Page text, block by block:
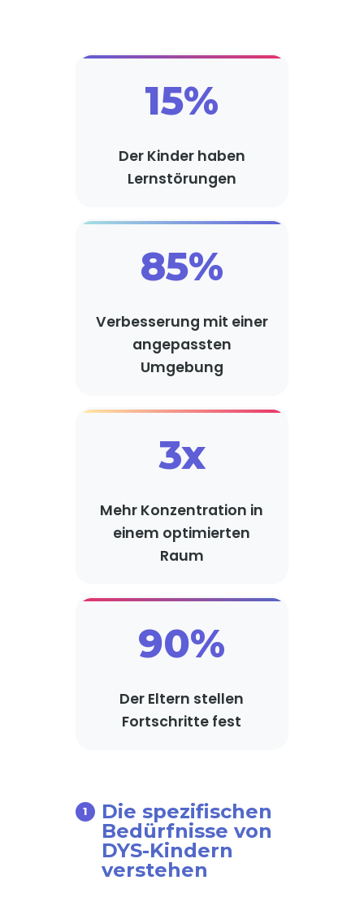
15%
Der Kinder haben
Lernstörungen
85%
Verbesserung mit einer
angepassten
Umgebung
3x
Mehr Konzentration in
einem optimierten
Raum
90%
Der Eltern stellen
Fortschritte fest
Die spezifischen
Bedürfnisse von
DYS-Kindern
verstehen